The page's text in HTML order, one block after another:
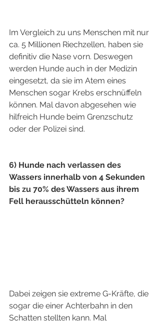
Im Vergleich zu uns Menschen mit nur
ca. 5 Millionen Riechzellen, haben sie
definitiv die Nase vorn. Deswegen
werden Hunde auch in der Medizin
eingesetzt, da sie im Atem eines
Menschen sogar Krebs erschnüffeln
können. Mal davon abgesehen wie
hilfreich Hunde beim Grenzschutz
oder der Polizei sind.
6) Hunde nach verlassen des
Wassers innerhalb von 4 Sekunden
bis zu 70% des Wassers aus ihrem
Fell herausschütteln können?
Dabei zeigen sie extreme G-Kräfte, die
sogar die einer Achterbahn in den
Schatten stellten kann. Mal